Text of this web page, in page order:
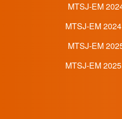
MTSJ-EM
MTSJ-EM
MTSJ-EM
MTSJ-EM